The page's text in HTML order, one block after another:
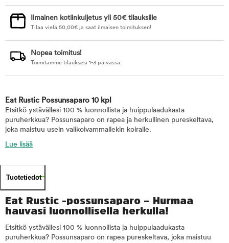
Ilmainen kotiinkuljetus yli 50€ tilauksille
Tilaa vielä 50,00€ ja saat ilmaisen toimituksen!
Nopea toimitus!
Toimitamme tilauksesi 1-3 päivässä.
Eat Rustic Possunsaparo 10 kpl
Etsitkö ystävällesi 100 % luonnollista ja huippulaadukasta
puruherkkua? Possunsaparo on rapea ja herkullinen pureskeltava,
joka maistuu usein valikoivammallekin koiralle.
Lue lisää
Tuotetiedot
Eat Rustic -possunsaparo – Hurmaa
hauvasi luonnollisella herkulla!
Etsitkö ystävällesi 100 % luonnollista ja huippulaadukasta
puruherkkua? Possunsaparo on rapea pureskeltava, joka maistuu